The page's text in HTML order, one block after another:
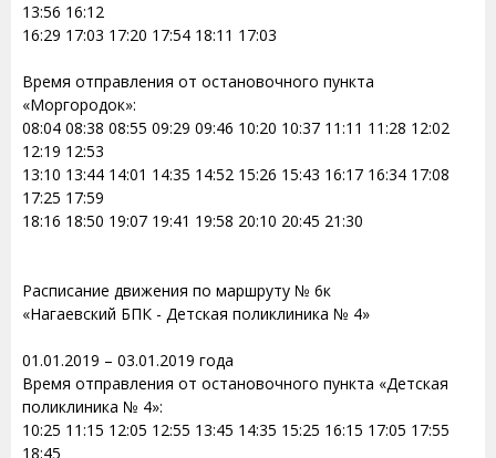
13:56 16:12
16:29 17:03 17:20 17:54 18:11 17:03
Время отправления от остановочного пункта
«Моргородок»:
08:04 08:38 08:55 09:29 09:46 10:20 10:37 11:11 11:28 12:02
12:19 12:53
13:10 13:44 14:01 14:35 14:52 15:26 15:43 16:17 16:34 17:08
17:25 17:59
18:16 18:50 19:07 19:41 19:58 20:10 20:45 21:30
Расписание движения по маршруту № 6к
«Нагаевский БПК - Детская поликлиника № 4»
01.01.2019 – 03.01.2019 года
Время отправления от остановочного пункта «Детская
поликлиника № 4»:
10:25 11:15 12:05 12:55 13:45 14:35 15:25 16:15 17:05 17:55
18:45